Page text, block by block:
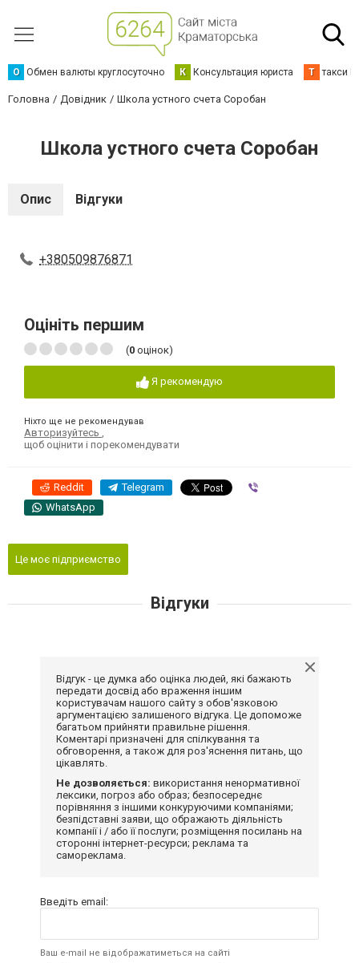
О Обмен валюты круглосуточно К Консультация юриста Т такси
Головна Довідник Школа устного счета Соробан
Школа устного счета Соробан
Опис Відгуки
+380509876871
Оцініть першим
(0 оцінок)
Я рекомендую
Ніхто ще не рекомендував
Авторизуйтесь
щоб оцінити і порекомендувати
Reddit Telegram
WhatsApp
Це моє підприємство
Відгуки
Відгук - це думка або оцінка людей, які бажають
передати досвід або враження іншим
користувачам нашого сайту з обов'язковою
аргументацією залишеного відгука. Це допоможе
багатьом прийняти правильне рішення.
Коментарі призначені для спілкування та
обговорення, а також для роз'яснення питань, що
цікавлять.
Не дозволяється: використання ненормативної
лексики, погроз або образ; безпосереднє
порівняння з іншими конкуруючими компаніями;
безпідставні заяви, що ображають діяльність
компанії і / або її послуги; розміщення посилань на
сторонні інтернет-ресурси; реклама та
самореклама.
Введіть email:
Ваш e-mail не відображатиметься на сайті